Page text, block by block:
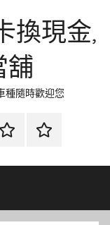
換現金,
舖
種隨時歡迎您
環
聯
徵